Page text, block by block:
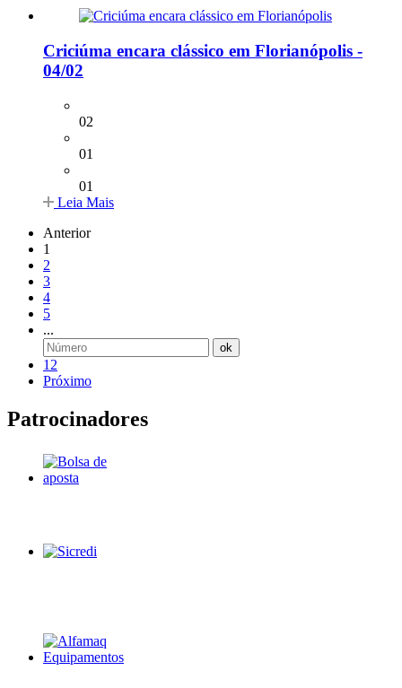
Criciúma encara clássico em Florianópolis -
04/02
02
01
01
Leia Mais
Anterior
1
2
3
4
5
...
ok
12
Próximo
Patrocinadores